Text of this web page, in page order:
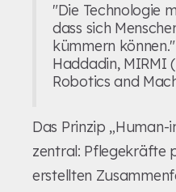
"Die Technologie
dass sich
kümmern
Haddadin, MIRMI
Robotics and
Das Prinzip
zentral: Pflegekräfte
erstellten